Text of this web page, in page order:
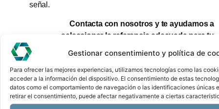
Gestionar consentimiento y política de
Para ofrecer las mejores experiencias, utilizamos tecnologías como las
acceder a la información del dispositivo. El consentimiento de estas
datos como el comportamiento de navegación o las identificaciones únicas
retirar el consentimiento, puede afectar negativamente a ciertas
señal.
Contacta con nosotros y te ayudamos a
seleccionar la referencia adecuada para tu